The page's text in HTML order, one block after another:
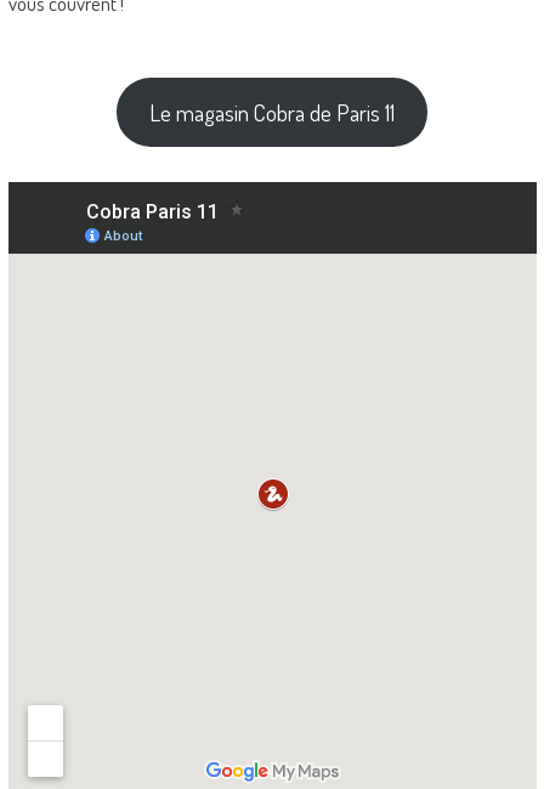
Le magasin Cobra de Paris 11